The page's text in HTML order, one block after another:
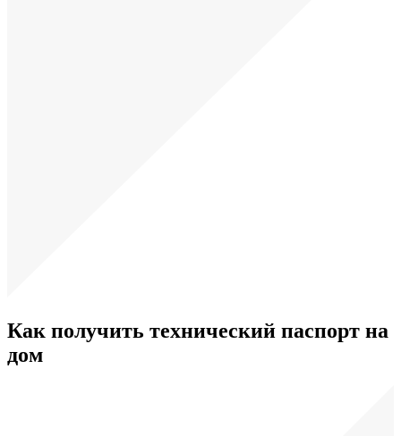
Как получить технический паспорт на
дом